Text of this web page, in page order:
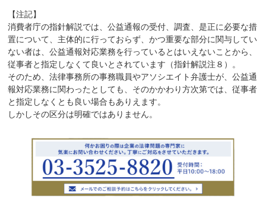
【注記】
消費者庁の指針解説では、公益通報の受付、調査、是正に必要な措
置について、主体的に行っておらず、かつ重要な部分に関与してい
ない者は、公益通報対応業務を行っているとはいえないことから、
従事者と指定しなくて良いとされています（指針解説注８）。
そのため、法律事務所の事務職員やアソシエイト弁護士が、公益通
報対応業務に関わったとしても、そのかかわり方次第では、従事者
と指定しなくとも良い場合もありえます。
しかしその区分は明確ではありません。